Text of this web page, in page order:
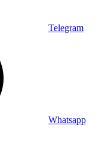
Telegram
Whatsapp